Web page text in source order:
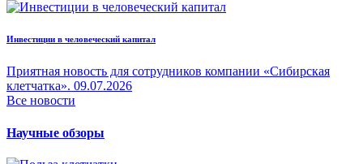
Инвестиции в человеческий капитал
Приятная новость для сотрудников компании «Сибирская
клетчатка». 09.07.2026
Все новости
Научные обзоры